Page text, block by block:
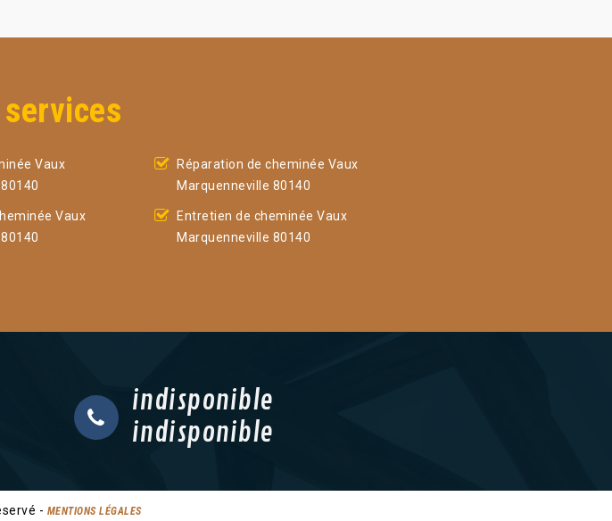
Vaux
Vaux
Réparation de cheminée Vaux
Marquenneville 80140
Entretien de cheminée Vaux
Marquenneville 80140
indisponible
indisponible
- MENTIONS LÉGALES